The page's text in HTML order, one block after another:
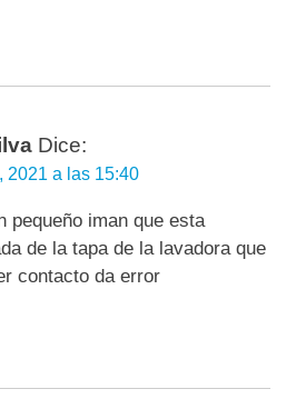
Dice:
2021 a las 15:40
pequeño iman que esta
de la tapa de la lavadora que
contacto da error